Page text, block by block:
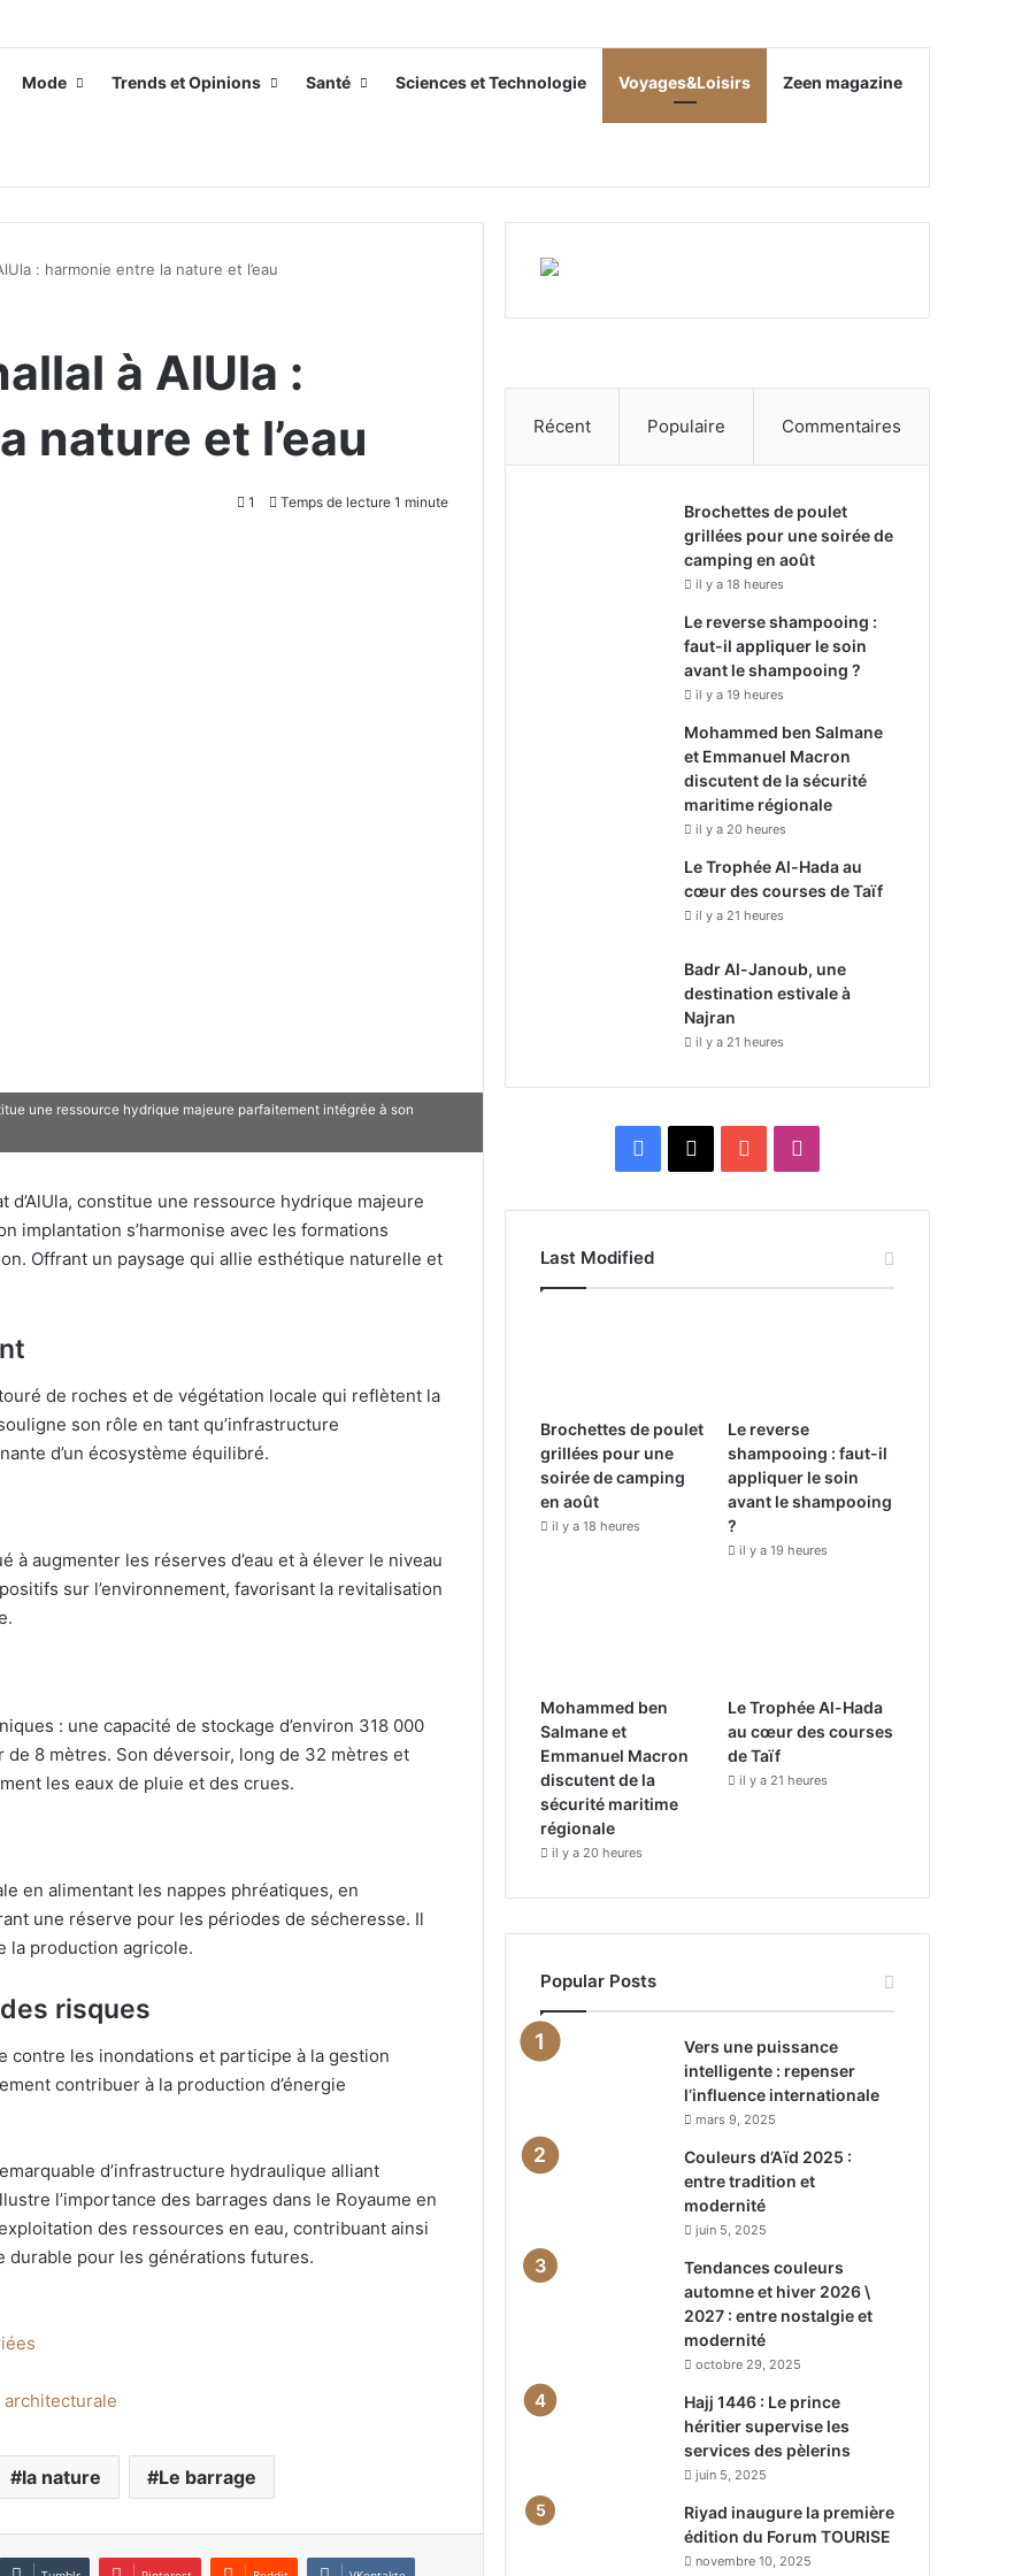
Mode Trends et Opinions Santé Sciences et Technologie Voyages&Loisirs Zeen magazine
: harmonie entre la nature et l’eau
à AlUla :
nature et l’eau
1 Temps de lecture 1 minute
une ressource hydrique majeure parfaitement intégrée à son
constitue une ressource hydrique majeure
implantation s’harmonise avec les formations
Offrant un paysage qui allie esthétique naturelle et
de roches et de végétation locale qui reflètent la
son rôle en tant qu’infrastructure
d’un écosystème équilibré.
augmenter les réserves d’eau et à élever le niveau
sur l’environnement, favorisant la revitalisation
: une capacité de stockage d’environ 318 000
de 8 mètres. Son déversoir, long de 32 mètres et
les eaux de pluie et des crues.
en alimentant les nappes phréatiques, en
une réserve pour les périodes de sécheresse. Il
la production agricole.
risques
contre les inondations et participe à la gestion
contribuer à la production d’énergie
d’infrastructure hydraulique alliant
l’importance des barrages dans le Royaume en
des ressources en eau, contribuant ainsi
durable pour les générations futures.
architecturale
la nature Le barrage
Récent Populaire Commentaires
Brochettes de poulet
grillées pour une soirée de
camping en août
il y a 18 heures
Le reverse shampooing :
faut-il appliquer le soin
avant le shampooing ?
il y a 19 heures
Mohammed ben Salmane
et Emmanuel Macron
discutent de la sécurité
maritime régionale
il y a 20 heures
Le Trophée Al-Hada au
cœur des courses de Taïf
il y a 21 heures
Badr Al-Janoub, une
destination estivale à
Najran
il y a 21 heures
e
o
k
T
e
t
r
a
Last Modified
Brochettes de poulet
grillées pour une
soirée de camping
en août
il y a 18 heures
Le reverse
shampooing : faut-il
appliquer le soin
avant le shampooing
?
il y a 19 heures
Mohammed ben
Salmane et
Emmanuel Macron
discutent de la
sécurité maritime
régionale
il y a 20 heures
Le Trophée Al-Hada
au cœur des courses
de Taïf
il y a 21 heures
Popular Posts
Vers une puissance
intelligente : repenser
l’influence internationale
mars 9, 2025
Couleurs d’Aïd 2025 :
entre tradition et
modernité
juin 5, 2025
Tendances couleurs
automne et hiver 2026 \
2027 : entre nostalgie et
modernité
octobre 29, 2025
Hajj 1446 : Le prince
héritier supervise les
services des pèlerins
juin 5, 2025
Riyad inaugure la première
édition du Forum TOURISE
novembre 10, 2025